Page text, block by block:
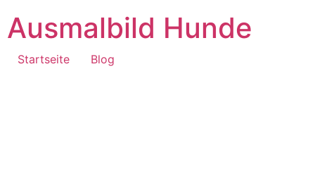
Ausmalbild Hunde
Startseite Blog